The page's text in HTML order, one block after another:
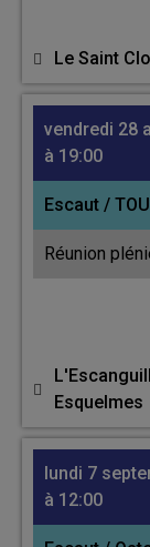
Le Saint
vendredi 28
à 19:00
Escaut /
Réunion
Esquelmes
lundi 7
à 12:00